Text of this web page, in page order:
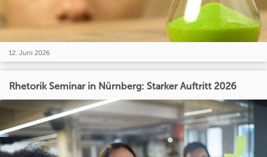
12. Juni 2026
Rhetorik Seminar in Nürnberg: Starker Auftritt 2026